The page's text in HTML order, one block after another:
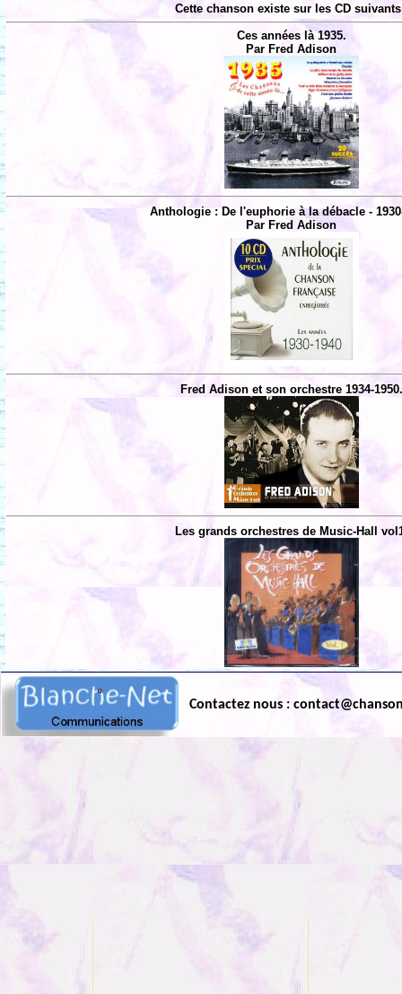
Cette chanson existe sur les CD
Ces années là 1935.
Par Fred Adison
Anthologie : De l'euphorie à la débacle -
Par Fred Adison
Fred Adison et son orchestre 1934-1950.
Les grands orchestres de Music-Hall
Contactez nous :